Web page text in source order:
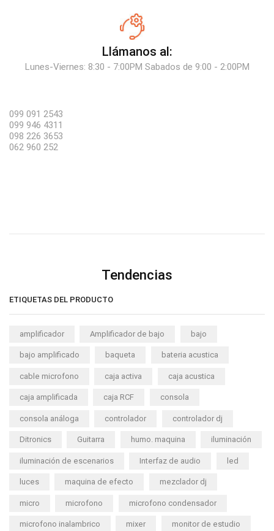
Llámanos al:
Lunes-Viernes: 8:30 - 7:00PM Sabados de 9:00 - 2:00PM
099 091 2543
099 946 4311
098 226 3653
062 960 252
Tendencias
ETIQUETAS DEL PRODUCTO
amplificador Amplificador de bajo bajo
bajo amplificado baqueta bateria acustica
cable microfono caja activa caja acustica
caja amplificada caja RCF consola
consola análoga controlador controlador dj
Ditronics Guitarra humo. maquina iluminación
iluminación de escenarios Interfaz de audio led
luces maquina de efecto mezclador dj
micro microfono microfono condensador
microfono inalambrico mixer monitor de estudio